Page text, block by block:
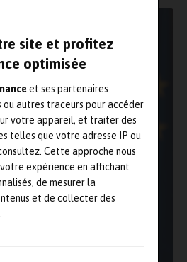
site et profitez
optimisée
et ses partenaires
ou autres traceurs pour accéder
votre appareil, et traiter des
telles que votre adresse IP ou
Cette approche nous
expérience en affichant
de mesurer la
et de collecter des